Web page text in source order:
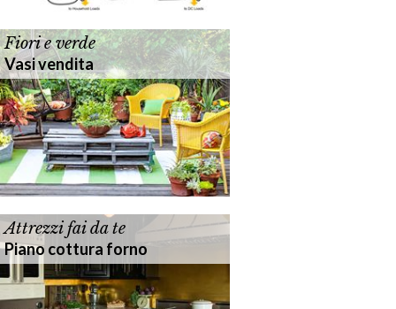
Fiori e verde
Vasi vendita
Attrezzi fai da te
Piano cottura forno